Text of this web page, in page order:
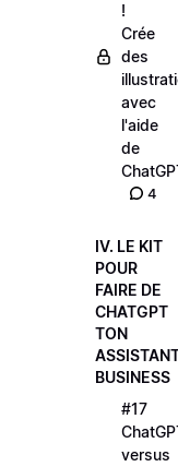
!
Crée
des
avec
l'aide
de
4
IV. LE KIT
POUR
FAIRE DE
CHATGPT
TON
BUSINESS
#17
versus